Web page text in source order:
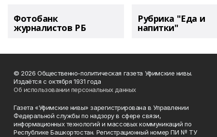
Фотобанк
журналистов РБ
Рубрика "Еда и
напитки"
© 2026 Общественно-политическая газета Уфимские нивы.
Издаётся с октября 1931 года
Об использовании персональных данных
Газета «Уфимские нивы» зарегистрирована в Управлении
Федеральной службы по надзору в сфере связи,
информационных технологий и массовых коммуникаций по
Республике Башкортостан. Регистрационный номер ПИ № ТУ